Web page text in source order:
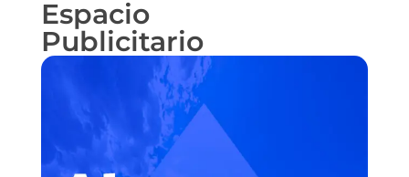
Espacio
Publicitario